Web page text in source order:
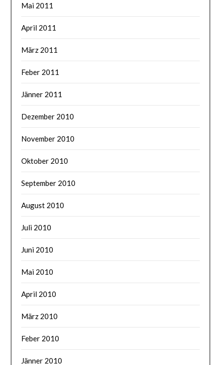
Mai 2011
April 2011
März 2011
Feber 2011
Jänner 2011
Dezember 2010
November 2010
Oktober 2010
September 2010
August 2010
Juli 2010
Juni 2010
Mai 2010
April 2010
März 2010
Feber 2010
Jänner 2010